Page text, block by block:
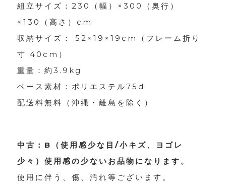
組立サイズ：230（幅）×300（奥行）
×130（高さ）cm
収納サイズ： 52×19×19cm（フレーム折り
寸 40cm）
重量：約3.9kg
ベース素材：ポリエステル75d
配送料無料（沖縄・離島を除く）
中古：B（使用感少な目/小キズ、ヨゴレ
少々）使用感の少ないお品物になります。
使用に伴う、傷、汚れ等ございます。